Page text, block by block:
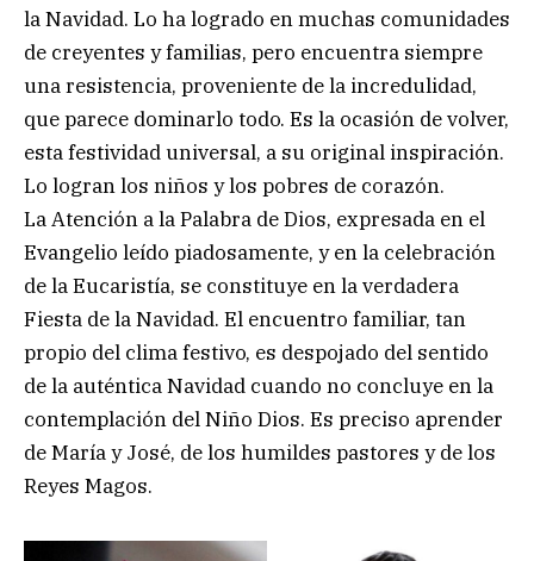
la Navidad. Lo ha logrado en muchas comunidades
de creyentes y familias, pero encuentra siempre
una resistencia, proveniente de la incredulidad,
que parece dominarlo todo. Es la ocasión de volver,
esta festividad universal, a su original inspiración.
Lo logran los niños y los pobres de corazón.
La Atención a la Palabra de Dios, expresada en el
Evangelio leído piadosamente, y en la celebración
de la Eucaristía, se constituye en la verdadera
Fiesta de la Navidad. El encuentro familiar, tan
propio del clima festivo, es despojado del sentido
de la auténtica Navidad cuando no concluye en la
contemplación del Niño Dios. Es preciso aprender
de María y José, de los humildes pastores y de los
Reyes Magos.